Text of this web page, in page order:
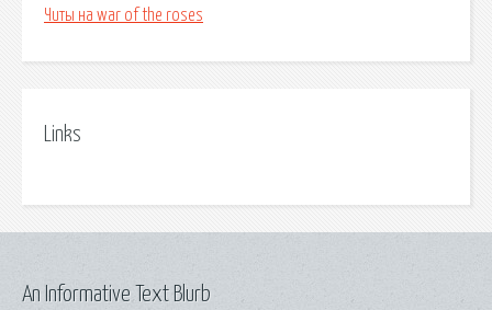
Читы на war of the roses
Links
An Informative Text Blurb